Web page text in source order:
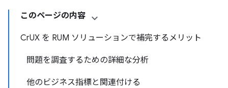
このページの内容
CrUX を RUM ソリューションで補完するメリット
問題を調査するための詳細な分析
他のビジネス指標と関連付ける